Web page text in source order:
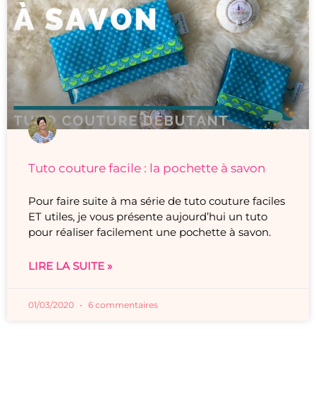
Tuto couture facile : la pochette à savon
Pour faire suite à ma série de tuto couture faciles
ET utiles, je vous présente aujourd’hui un tuto
pour réaliser facilement une pochette à savon.
LIRE LA SUITE »
01/03/2020 6 commentaires